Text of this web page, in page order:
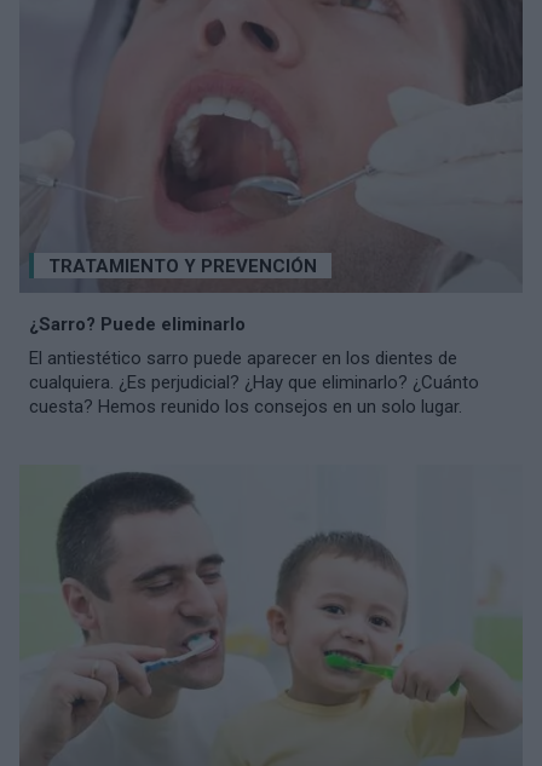
TRATAMIENTO Y PREVENCIÓN
¿Sarro? Puede eliminarlo
El antiestético sarro puede aparecer en los dientes de
cualquiera. ¿Es perjudicial? ¿Hay que eliminarlo? ¿Cuánto
cuesta? Hemos reunido los consejos en un solo lugar.